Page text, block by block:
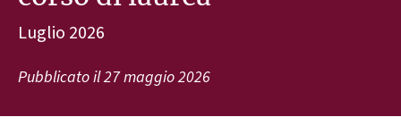
Luglio 2026
Pubblicato il27 maggio 2026